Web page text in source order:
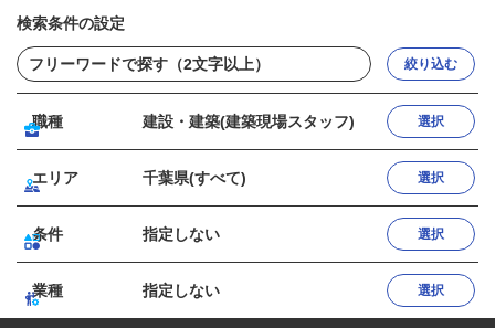
検索条件の設定
絞り込む
職種 建設・建築(建築現場スタッフ) 選択
エリア 千葉県(すべて) 選択
条件 指定しない 選択
業種 指定しない 選択